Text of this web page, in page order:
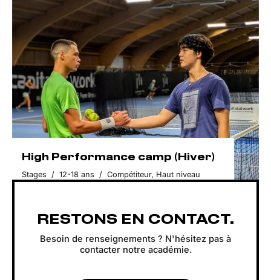
High Performance camp (Hiver)
Stages / 12-18 ans / Compétiteur, Haut niveau
RESTONS EN CONTACT.
Besoin de renseignements ? N'hésitez pas à
contacter notre académie.